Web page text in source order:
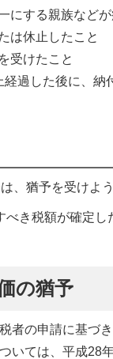
にする親族など
は休止したこと
受けたこと
過した後に、納
、猶予を受けよ
べき税額が確定
の猶予
者の申請に基づ
いては、平成28